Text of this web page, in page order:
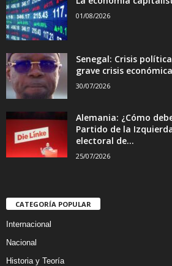
01/08/2026
Senegal: Crisis
grave crisis económica
30/07/2026
Alemania: ¿Cómo
Partido de la
electoral de...
25/07/2026
CATEGORÍA POPULAR
Internacional
Nacional
Historia y Teoría